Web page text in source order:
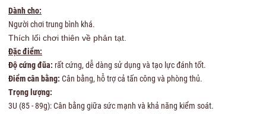
Dành cho:
Người chơi trung bình khá.
Thích lối chơi thiên về phản tạt.
Đặc điểm:
Độ cứng đũa: rất cứng, dễ dàng sử dụng và tạo lực đánh tốt.
Điểm cân bằng: Cân bằng, hỗ trợ cả tấn công và phòng thủ.
Trọng lượng:
3U (85 - 89g): Cân bằng giữa sức mạnh và khả năng kiểm soát.